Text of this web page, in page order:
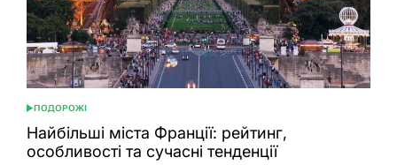
ОПУБЛІКУВАТИ
У
ПОДОРОЖІ
Найбільші міста Франції: рейтинг,
особливості та сучасні тенденції